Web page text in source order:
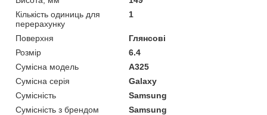
Кількість одиниць для
перерахунку
1
Поверхня
Глянсові
Розмір
6.4
Сумісна модель
A325
Сумісна серія
Galaxy
Сумісність
Samsung
Сумісність з брендом
Samsung